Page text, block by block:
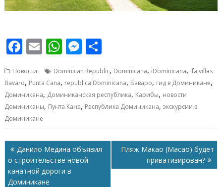
F
e
b
o
o
k
E
ai
l
W
at
s
A
p
p
M
ss
e
n
g
er
п
р
а
в
и
ь
Новости Dominican Republic, Dominicana, iDominicana, Ifa villas
Bavaro, Punta Cana, republica Dominicana, Баваро, гид в Доминикане,
Доминикана, Доминиканская республика, Карибы, новости
Доминиканы, Пунта Кана, Республика Доминикана,экскурсии в
Доминикане
Навигация
по
записям
Данило Медина объявил
о строительстве новой
канатной дороги в
Доминикане
Пляж Макао (Macao) будет
приватизирован?